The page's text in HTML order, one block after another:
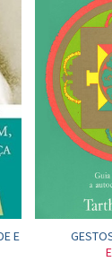
E